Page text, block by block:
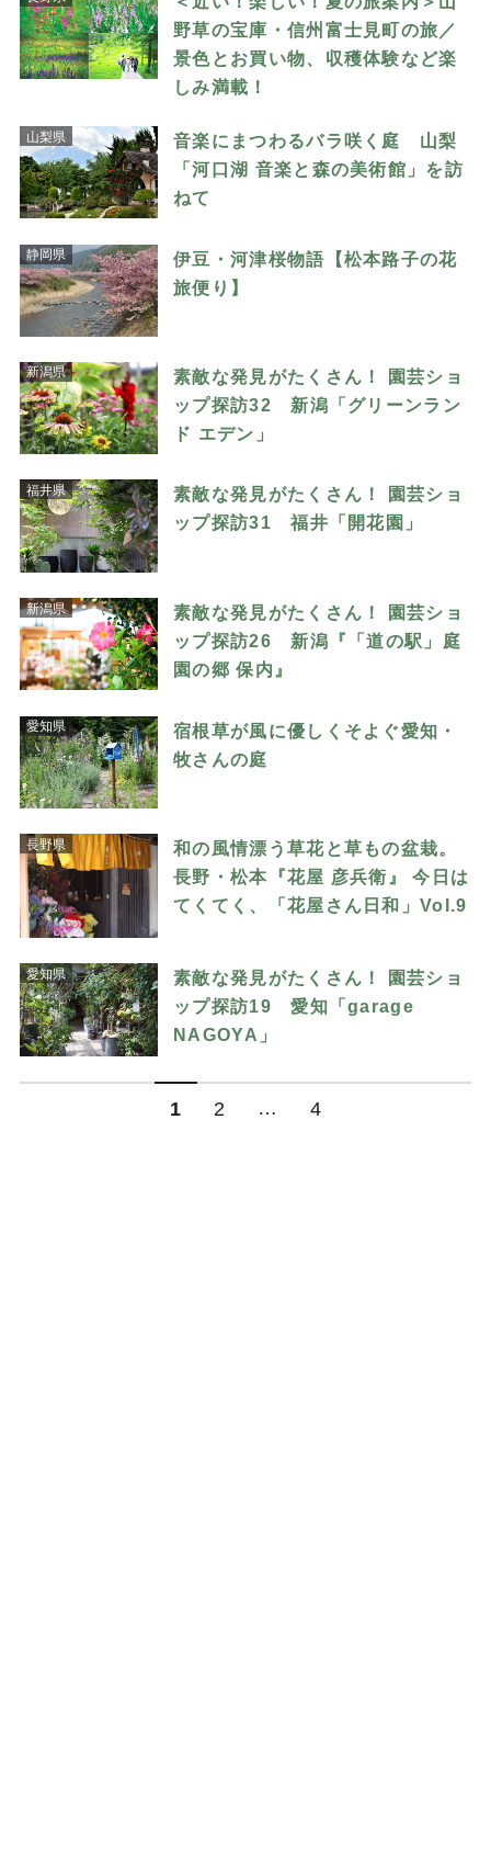
野草の宝庫・信州富士見町の旅／
景色とお買い物、収穫体験など楽
しみ満載！
山梨県
音楽にまつわるバラ咲く庭 山梨
「河口湖 音楽と森の美術館」を訪
ねて
静岡県
伊豆・河津桜物語【松本路子の花
旅便り】
新潟県
素敵な発見がたくさん！ 園芸ショ
ップ探訪32 新潟「グリーンラン
ド エデン」
福井県
素敵な発見がたくさん！ 園芸ショ
ップ探訪31 福井「開花園」
新潟県
素敵な発見がたくさん！ 園芸ショ
ップ探訪26 新潟『「道の駅」庭
園の郷 保内』
愛知県
宿根草が風に優しくそよぐ愛知・
牧さんの庭
長野県
和の風情漂う草花と草もの盆栽。
長野・松本『花屋 彦兵衛』 今日は
てくてく、「花屋さん日和」Vol.9
愛知県
素敵な発見がたくさん！ 園芸ショ
ップ探訪19 愛知「garage
NAGOYA」
1 2 … 4